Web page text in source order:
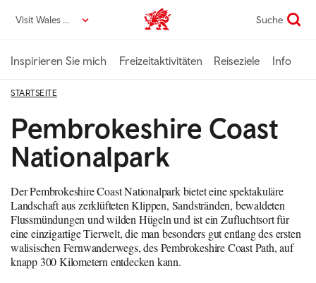
zumVisit Wales DE VisitWales home Suche
Inspirieren Sie mich Freizeitaktivitäten Reiseziele Info
STARTSEITE
Pembrokeshire Coast
Nationalpark
Der Pembrokeshire Coast Nationalpark bietet eine spektakuläre
Landschaft aus zerklüfteten Klippen, Sandstränden, bewaldeten
Flussmündungen und wilden Hügeln und ist ein Zufluchtsort für
eine einzigartige Tierwelt, die man besonders gut entlang des ersten
walisischen Fernwanderwegs, des Pembrokeshire Coast Path, auf
knapp 300 Kilometern entdecken kann.